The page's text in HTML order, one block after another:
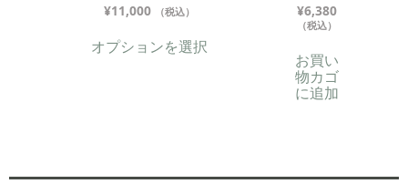
¥11,000 （税込）
オプションを選択
¥6,380
（税込）
お買い
物カゴ
に追加